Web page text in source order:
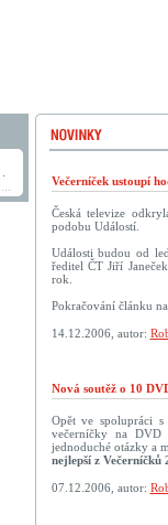
Večerníček ustoupí
Česká televize
podobu Událostí.
Události budou od
ředitel ČT Jiří
rok.
Pokračování článku
14.12.2006, autor:
Nová soutěž o 10
Opět ve spolupráci
večerníčky na DVD
jednoduché otázky a
nejlepší z Večerníčků
07.12.2006, autor: